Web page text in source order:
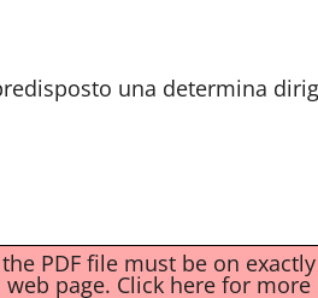
una determina
PDF file must be on
web page. Click here for more